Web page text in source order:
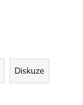
Diskuze